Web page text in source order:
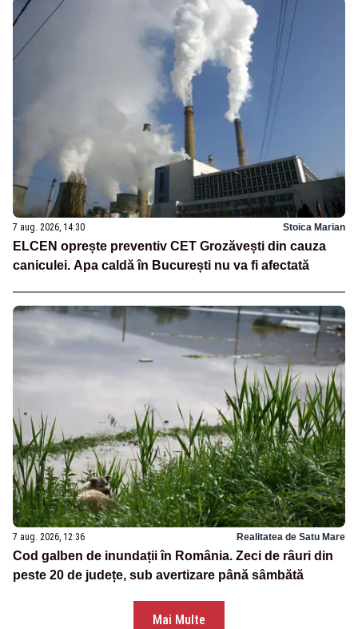
7 aug. 2026, 14:30 Stoica Marian
ELCEN oprește preventiv CET Grozăvești din cauza
caniculei. Apa caldă în București nu va fi afectată
7 aug. 2026, 12:36 Realitatea de Satu Mare
Cod galben de inundații în România. Zeci de râuri din
peste 20 de județe, sub avertizare până sâmbătă
Mai Multe